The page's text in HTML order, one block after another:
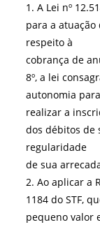
1. A Lei nº
para a atuação
respeito à
cobrança de
8º, a lei
autonomia para
realizar a
dos débitos de
regularidade
de sua
2. Ao aplicar a
1184 do STF,
pequeno valor